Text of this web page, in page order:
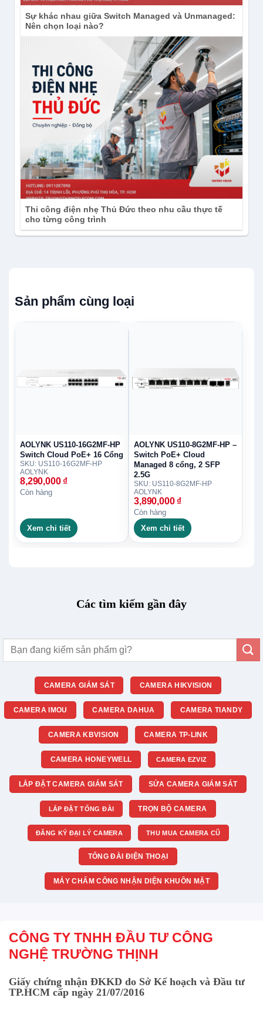
Nhìn chung, AOLYNK US110-24G2MF-HPnên
được lựa chọn dựa trên đúng thông số, môi trường
lắp đặt và yêu cầu vận hành thực tế.
Sự khác nhau giữa Switch Managed và Unmanaged:
Nên chọn loại nào?
Thi công điện nhẹ Thủ Đức theo nhu cầu thực tế
cho từng công trình
Sản phẩm cùng loại
AOLYNK US110-16G2MF-HP
Switch Cloud PoE+ 16 Cổng
SKU: US110-16G2MF-HP
AOLYNK
8,290,000 ₫
Còn hàng
Xem chi tiết
AOLYNK US110-8G2MF-HP –
Switch PoE+ Cloud
Managed 8 cổng, 2 SFP
2.5G
SKU: US110-8G2MF-HP
AOLYNK
3,890,000 ₫
Còn hàng
Xem chi tiết
Các tìm kiếm gần đây
Tìm
kiếm:
CAMERA GIÁM SÁT CAMERA HIKVISION
CAMERA IMOU CAMERA DAHUA CAMERA TIANDY
CAMERA KBVISION CAMERA TP-LINK
CAMERA HONEYWELL CAMERA EZVIZ
LẮP ĐẶT CAMERA GIÁM SÁT SỬA CAMERA GIÁM SÁT
LẮP ĐẶT TỔNG ĐÀI TRỌN BỘ CAMERA
ĐĂNG KÝ ĐẠI LÝ CAMERA THU MUA CAMERA CŨ
TỔNG ĐÀI ĐIỆN THOẠI
MÁY CHẤM CÔNG NHẬN DIỆN KHUÔN MẶT
CÔNG TY TNHH ĐẦU TƯ CÔNG
NGHỆ TRƯỜNG THỊNH
Giấy chứng nhận ĐKKD do Sở Kế hoạch và Đầu tư
TP.HCM cấp ngày 21/07/2016